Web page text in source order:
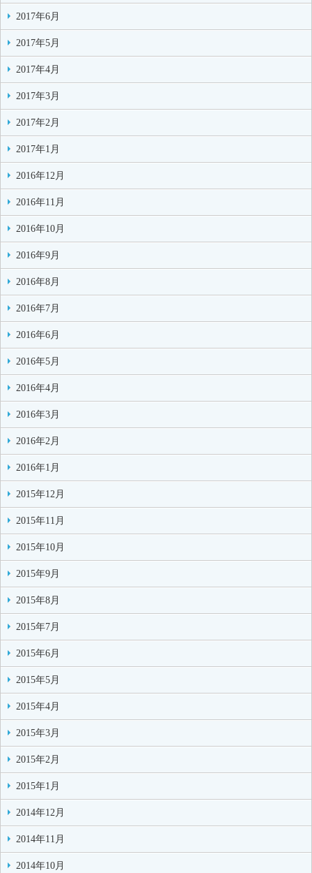
2017年6月
2017年5月
2017年4月
2017年3月
2017年2月
2017年1月
2016年12月
2016年11月
2016年10月
2016年9月
2016年8月
2016年7月
2016年6月
2016年5月
2016年4月
2016年3月
2016年2月
2016年1月
2015年12月
2015年11月
2015年10月
2015年9月
2015年8月
2015年7月
2015年6月
2015年5月
2015年4月
2015年3月
2015年2月
2015年1月
2014年12月
2014年11月
2014年10月